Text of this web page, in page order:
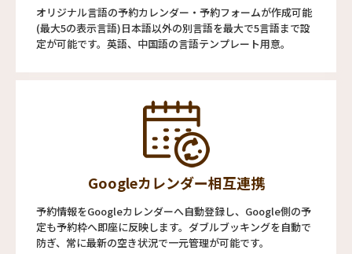
オリジナル言語の予約カレンダー・予約フォームが作成可能
(最大5の表示言語)日本語以外の別言語を最大で5言語まで設
定が可能です。英語、中国語の言語テンプレート用意。
Googleカレンダー相互連携
予約情報をGoogleカレンダーへ自動登録し、Google側の予
定も予約枠へ即座に反映します。ダブルブッキングを自動で
防ぎ、常に最新の空き状況で一元管理が可能です。